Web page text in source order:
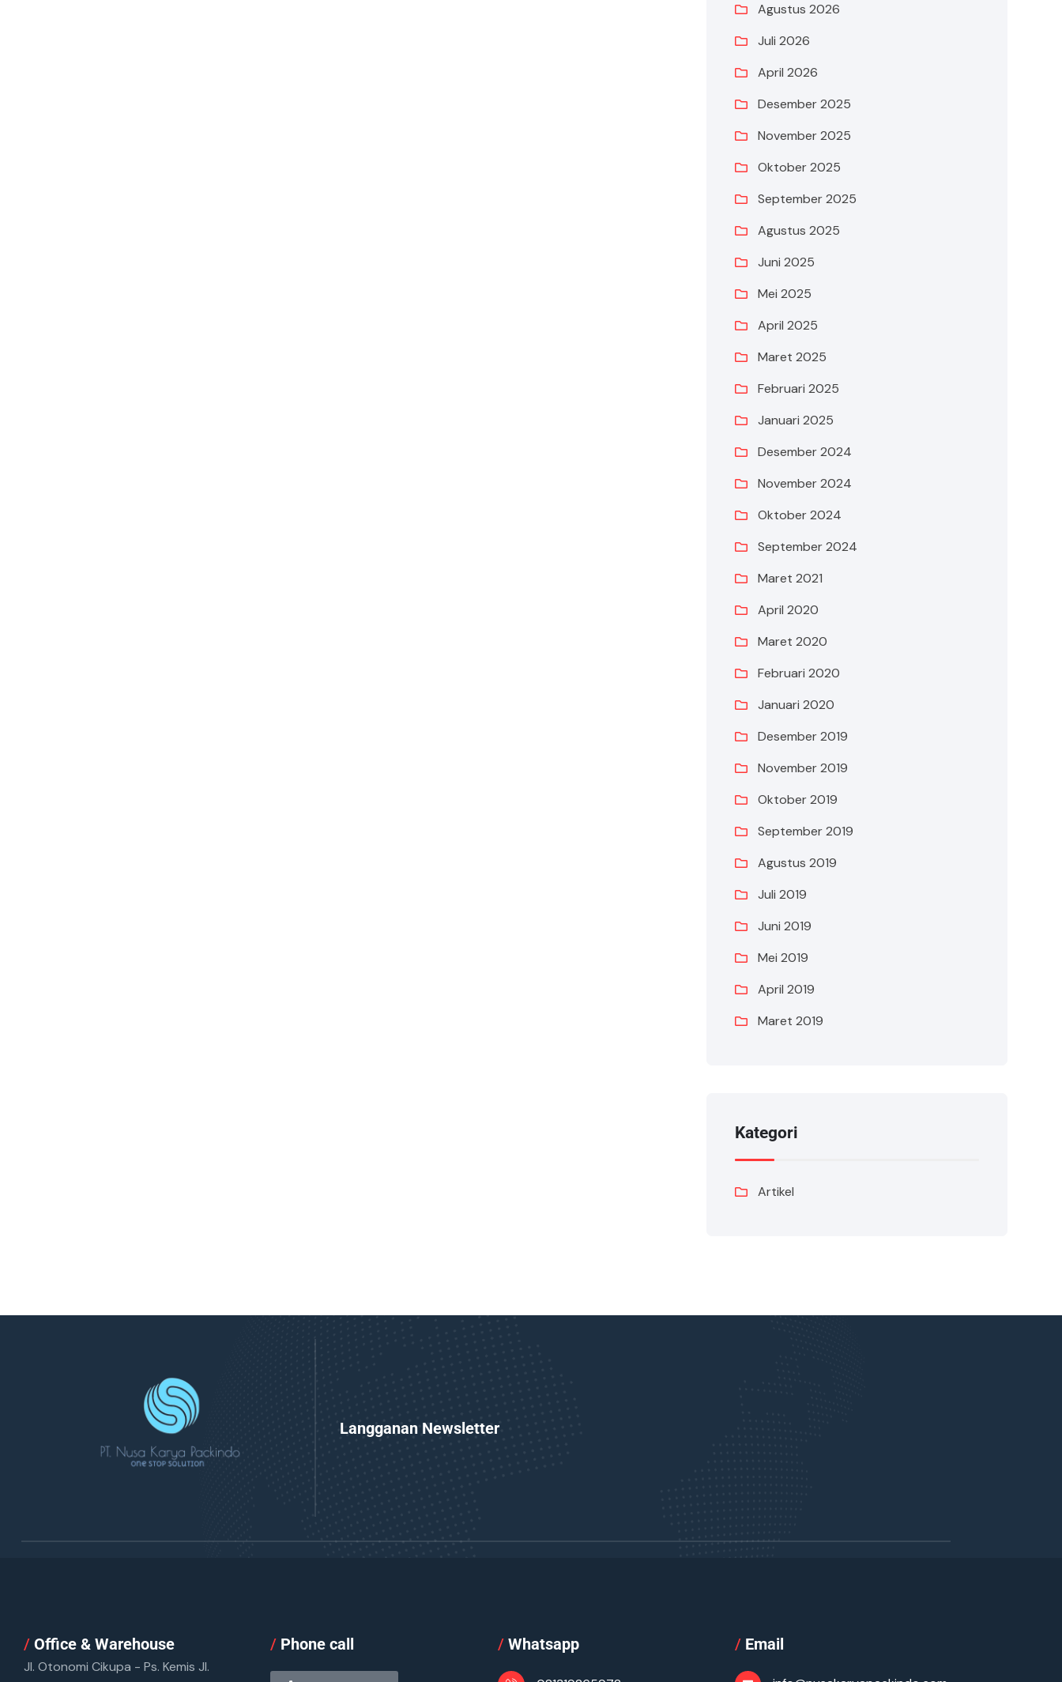
Agustus 2026
Juli 2026
April 2026
Desember 2025
November 2025
Oktober 2025
September 2025
Agustus 2025
Juni 2025
Mei 2025
April 2025
Maret 2025
Februari 2025
Januari 2025
Desember 2024
November 2024
Oktober 2024
September 2024
Maret 2021
April 2020
Maret 2020
Februari 2020
Januari 2020
Desember 2019
November 2019
Oktober 2019
September 2019
Agustus 2019
Juli 2019
Juni 2019
Mei 2019
April 2019
Maret 2019
Kategori
Artikel
Langganan Newsletter
/ Office & Warehouse
Jl. Otonomi Cikupa - Ps. Kemis Jl.
/ Phone call /Whatsapp /Email